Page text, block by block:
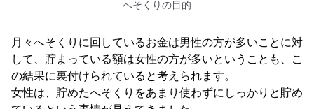
へそくりの目的
月々へそくりに回しているお金は男性の方が多いことに対
して、貯まっている額は女性の方が多いということも、こ
の結果に裏付けられていると考えられます。
女性は、貯めたへそくりをあまり使わずにしっかりと貯め